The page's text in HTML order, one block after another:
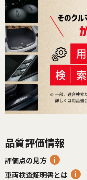
品質評価情報
評価点の見方
車両検査証明書とは